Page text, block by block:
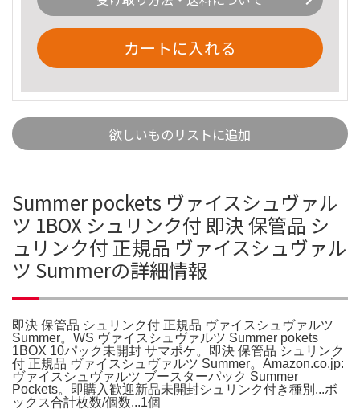
カートに入れる
欲しいものリストに追加
Summer pockets ヴァイスシュヴァル
ツ 1BOX シュリンク付 即決 保管品 シ
ュリンク付 正規品 ヴァイスシュヴァル
ツ Summerの詳細情報
即決 保管品 シュリンク付 正規品 ヴァイスシュヴァルツ
Summer。WS ヴァイスシュヴァルツ Summer pokets
1BOX 10パック未開封 サマポケ。即決 保管品 シュリンク
付 正規品 ヴァイスシュヴァルツ Summer。Amazon.co.jp:
ヴァイスシュヴァルツ ブースターパック Summer
Pockets。即購入歓迎新品未開封シュリンク付き種別...ボ
ックス合計枚数/個数...1個